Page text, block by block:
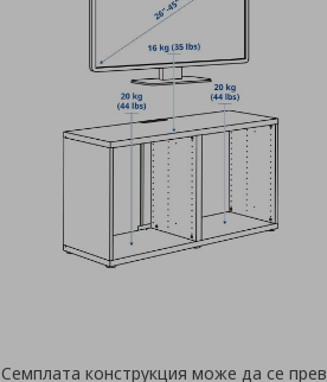
Семплата конструкция може да се